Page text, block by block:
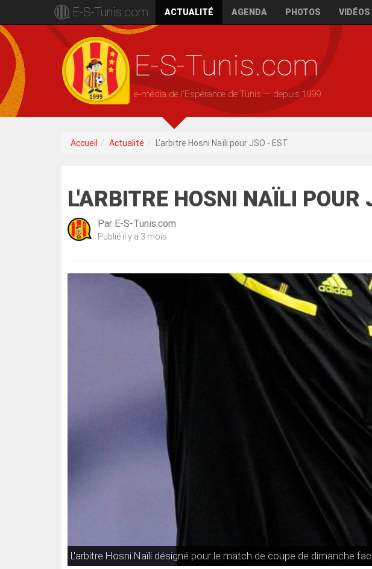
E-S-Tunis.com ACTUALITÉ AGENDA PHOTOS VIDÉOS
E-S-Tunis.com
e-média de l'Espérance de Tunis — depuis 1999
Accueil Actualité L'arbitre Hosni Naïli pour JSO - EST
L'ARBITRE HOSNI NAÏLI POUR
Par E-S-Tunis.com
Publié il y a 3 mois
L'arbitre Hosni Naïli désigné pour le match de coupe de dimanche